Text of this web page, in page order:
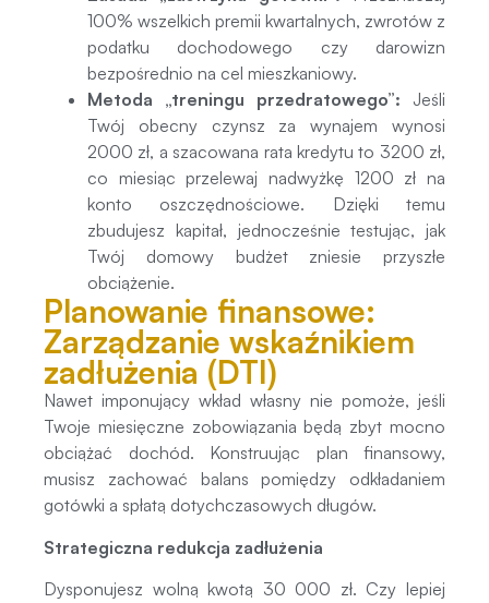
100% wszelkich premii kwartalnych, zwrotów z
podatku dochodowego czy darowizn
bezpośrednio na cel mieszkaniowy.
Metoda „treningu przedratowego”: Jeśli
Twój obecny czynsz za wynajem wynosi
2000 zł, a szacowana rata kredytu to 3200 zł,
co miesiąc przelewaj nadwyżkę 1200 zł na
konto oszczędnościowe. Dzięki temu
zbudujesz kapitał, jednocześnie testując, jak
Twój domowy budżet zniesie przyszłe
obciążenie.
Planowanie finansowe:
Zarządzanie wskaźnikiem
zadłużenia (DTI)
Nawet imponujący wkład własny nie pomoże, jeśli
Twoje miesięczne zobowiązania będą zbyt mocno
obciążać dochód. Konstruując plan finansowy,
musisz zachować balans pomiędzy odkładaniem
gotówki a spłatą dotychczasowych długów.
Strategiczna redukcja zadłużenia
Dysponujesz wolną kwotą 30 000 zł. Czy lepiej